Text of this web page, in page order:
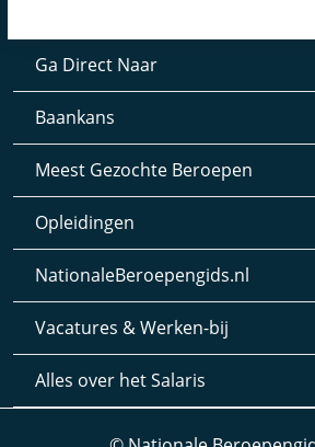
Ga Direct Naar
Baankans
Meest Gezochte Beroepen
Opleidingen
NationaleBeroepengids.nl
Vacatures & Werken-bij
Alles over het Salaris